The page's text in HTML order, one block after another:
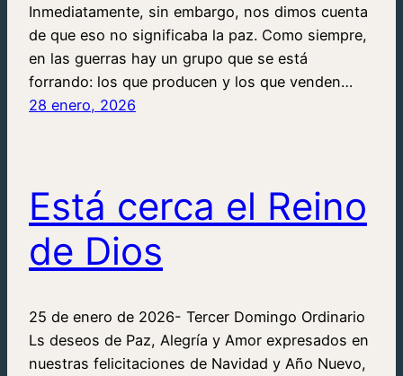
Inmediatamente, sin embargo, nos dimos cuenta
de que eso no significaba la paz. Como siempre,
en las guerras hay un grupo que se está
forrando: los que producen y los que venden…
28 enero, 2026
Está cerca el Reino
de Dios
25 de enero de 2026- Tercer Domingo Ordinario
Ls deseos de Paz, Alegría y Amor expresados en
nuestras felicitaciones de Navidad y Año Nuevo,